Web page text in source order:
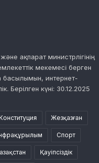
ақпарат министрлігінің
мекемесі берген
басылымын, интернет-
Берілген күні: 30.12.2025
Жезқазған
Спорт
Қауіпсіздік